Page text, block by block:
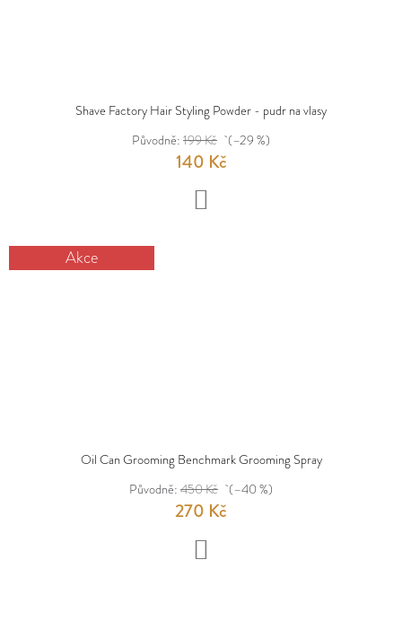
Shave Factory Hair Styling Powder - pudr na vlasy
Původně: 199 Kč (–29 %)
140 Kč
Akce
Oil Can Grooming Benchmark Grooming Spray
Původně: 450 Kč (–40 %)
270 Kč